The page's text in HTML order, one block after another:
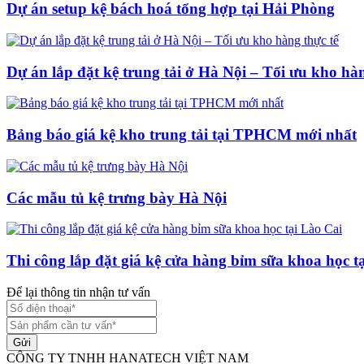
Dự án setup kệ bách hoá tổng hợp tại Hải Phòng
Dự án lắp đặt kệ trung tải ở Hà Nội – Tối ưu kho
Bảng báo giá kệ kho trung tải tại TPHCM mới nhất
Các mẫu tủ kệ trưng bày Hà Nội
Thi công lắp đặt giá kệ cửa hàng bỉm sữa khoa học
Để lại thông tin nhận tư vấn
Gửi
CÔNG TY TNHH HANATECH VIỆT NAM